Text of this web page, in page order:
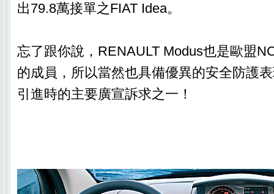
出79.8萬接單之FIAT Idea。
忘了跟你說，RENAULT Modus也是歐盟
的成員，所以當然也具備優異的安全防護
引進時的主要廣宣訴求之一！